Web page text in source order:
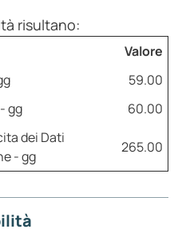
risultano:
Valore
59.00
gg
60.00
dei Dati
- gg
265.00